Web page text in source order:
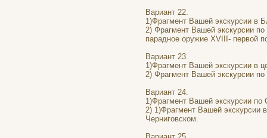
Вариант 22.
1)Фрагмент Вашей экскурсии в
2) Фрагмент Вашей экскурсии
парадное оружие XVIII- первой
Вариант 23.
1)Фрагмент Вашей экскурсии в
2) Фрагмент Вашей экскурсии
Вариант 24.
1)Фрагмент Вашей экскурсии по
2) 1)Фрагмент Вашей экскурсии
Черниговском.